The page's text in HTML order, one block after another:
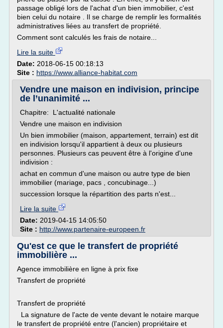
passage obligé lors de l'achat d'un bien immobilier, c'est
bien celui du notaire . Il se charge de remplir les formalités
administratives liées au transfert de propriété.
Comment sont calculés les frais de notaire...
Lire la suite
Date: 2018-06-15 00:18:13
Site : https://www.alliance-habitat.com
Vendre une maison en indivision, principe
de l’unanimité ...
Chapitre: L'actualité nationale
Vendre une maison en indivision
Un bien immobilier (maison, appartement, terrain) est dit
en indivision lorsqu'il appartient à deux ou plusieurs
personnes. Plusieurs cas peuvent être à l'origine d'une
indivision :
achat en commun d'une maison ou autre type de bien
immobilier (mariage, pacs , concubinage...)
succession lorsque la répartition des parts n'est...
Lire la suite
Date: 2019-04-15 14:05:50
Site : http://www.partenaire-europeen.fr
Qu'est ce que le transfert de propriété
immobilière ...
Agence immobilière en ligne à prix fixe
Transfert de propriété
Transfert de propriété
La signature de l'acte de vente devant le notaire marque
le transfert de propriété entre (l'ancien) propriétaire et